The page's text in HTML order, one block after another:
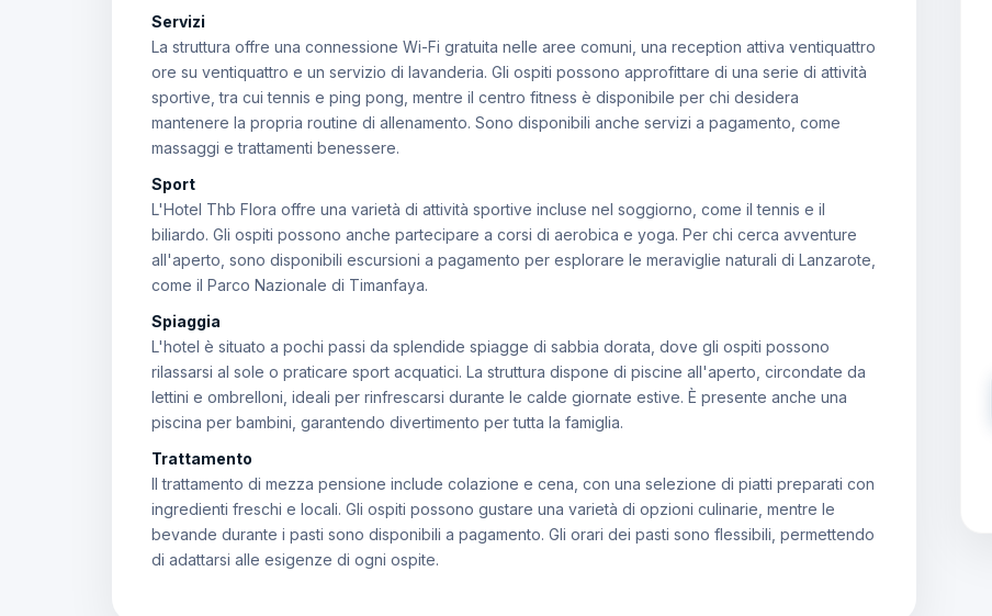
Servizi
La struttura offre una connessione Wi-Fi gratuita nelle aree comuni, una reception attiva ventiquattro
ore su ventiquattro e un servizio di lavanderia. Gli ospiti possono approfittare di una serie di attività
sportive, tra cui tennis e ping pong, mentre il centro fitness è disponibile per chi desidera
mantenere la propria routine di allenamento. Sono disponibili anche servizi a pagamento, come
massaggi e trattamenti benessere.
Sport
L'Hotel Thb Flora offre una varietà di attività sportive incluse nel soggiorno, come il tennis e il
biliardo. Gli ospiti possono anche partecipare a corsi di aerobica e yoga. Per chi cerca avventure
all'aperto, sono disponibili escursioni a pagamento per esplorare le meraviglie naturali di Lanzarote,
come il Parco Nazionale di Timanfaya.
Spiaggia
L'hotel è situato a pochi passi da splendide spiagge di sabbia dorata, dove gli ospiti possono
rilassarsi al sole o praticare sport acquatici. La struttura dispone di piscine all'aperto, circondate da
lettini e ombrelloni, ideali per rinfrescarsi durante le calde giornate estive. È presente anche una
piscina per bambini, garantendo divertimento per tutta la famiglia.
Trattamento
Il trattamento di mezza pensione include colazione e cena, con una selezione di piatti preparati con
ingredienti freschi e locali. Gli ospiti possono gustare una varietà di opzioni culinarie, mentre le
bevande durante i pasti sono disponibili a pagamento. Gli orari dei pasti sono flessibili, permettendo
di adattarsi alle esigenze di ogni ospite.